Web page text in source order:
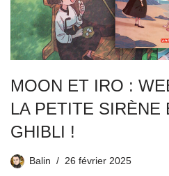
MOON ET IRO :
LA PETITE SIRÈNE
GHIBLI !
Balin 26 février 2025